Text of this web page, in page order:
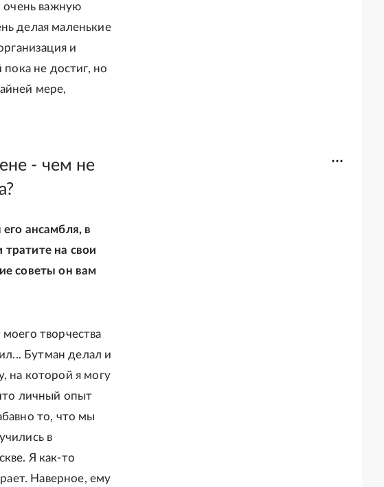
очень важную
делая маленькие
и
не достиг, но
мере,
- чем не
ансамбля, в
на свои
советы он вам
творчества
Бутман делал и
на которой я могу
личный опыт
то, что мы
в
Я как-то
Наверное, ему